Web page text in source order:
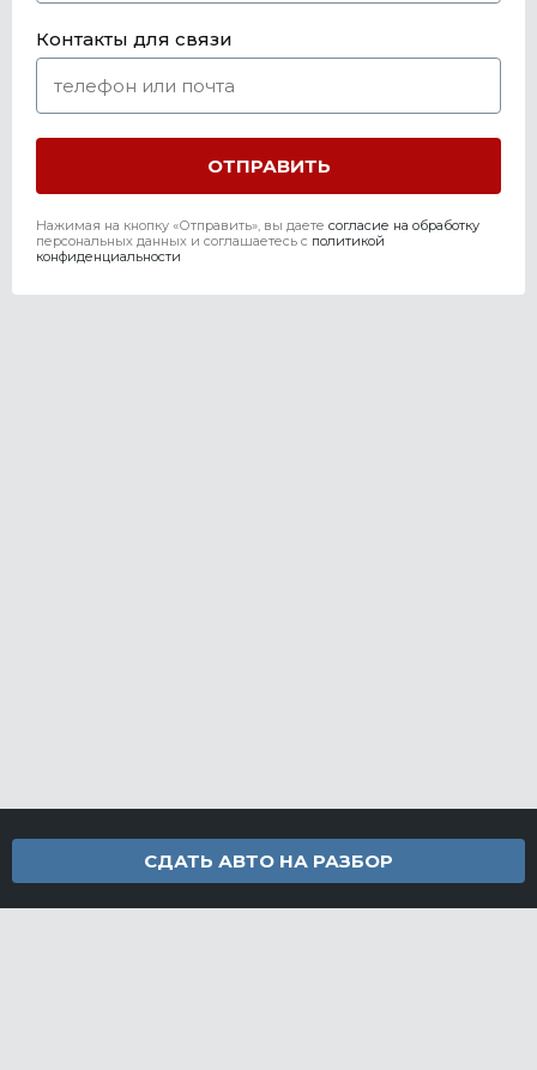
Контакты для связи
Нажимая на кнопку «Отправить», вы даете согласие на обработку
персональных данных и соглашаетесь c политикой
конфиденциальности
СДАТЬ АВТО НА РАЗБОР